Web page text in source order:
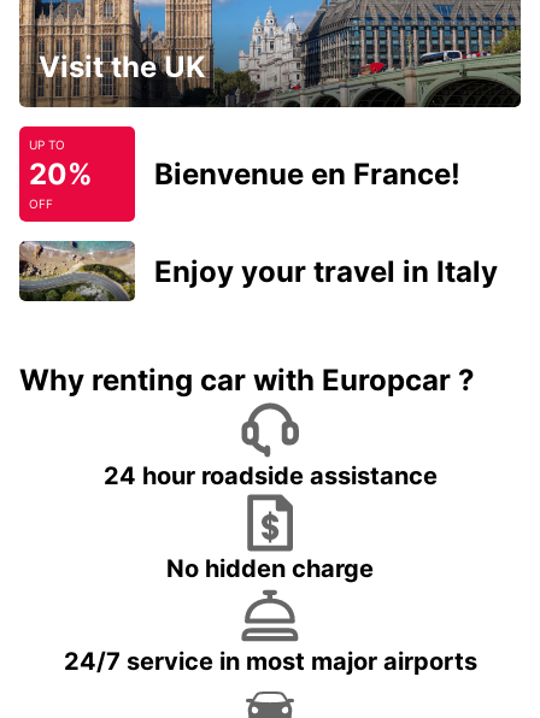
Visit the UK
UP TO
20%
OFF
Bienvenue en France!
Enjoy your travel in Italy
Why renting car with Europcar ?
24 hour roadside assistance
No hidden charge
24/7 service in most major airports